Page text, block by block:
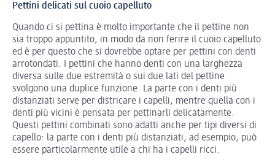
Pettini delicati sul cuoio capelluto
Quando ci si pettina è molto importante che il pettine non
sia troppo appuntito, in modo da non ferire il cuoio capelluto
ed è per questo che si dovrebbe optare per pettini con denti
arrotondati. I pettini che hanno denti con una larghezza
diversa sulle due estremità o sui due lati del pettine
svolgono una duplice funzione. La parte con i denti più
distanziati serve per districare i capelli, mentre quella con i
denti più vicini è pensata per pettinarli delicatamente.
Questi pettini combinati sono adatti anche per tipi diversi di
capello: la parte con i denti più distanziati, ad esempio, può
essere particolarmente utile a chi ha i capelli ricci.